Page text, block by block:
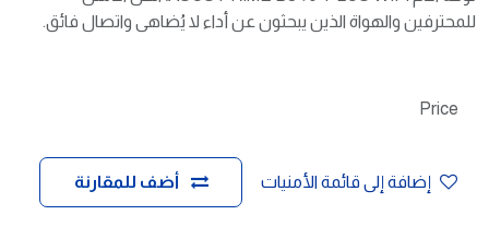
للمحترفين والهواة الذين يبحثون عن أداء لا يُضاهى واتصال فائق.
أضف للمقارنة إضافة إلى قائمة الأمنيات
Price